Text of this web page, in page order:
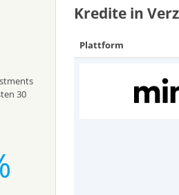
Kredite in
Plattform
30